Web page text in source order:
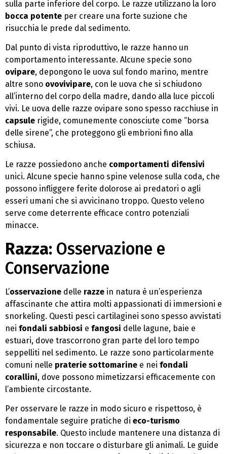
sulla parte inferiore del corpo. Le razze utilizzano la loro
bocca potente per creare una forte suzione che
risucchia le prede dal sedimento.
Dal punto di vista riproduttivo, le razze hanno un
comportamento interessante. Alcune specie sono
ovipare, depongono le uova sul fondo marino, mentre
altre sono ovovivipare, con le uova che si schiudono
all’interno del corpo della madre, dando alla luce piccoli
vivi. Le uova delle razze ovipare sono spesso racchiuse in
capsule rigide, comunemente conosciute come “borsa
delle sirene”, che proteggono gli embrioni fino alla
schiusa.
Le razze possiedono anche comportamenti difensivi
unici. Alcune specie hanno spine velenose sulla coda, che
possono infliggere ferite dolorose ai predatori o agli
esseri umani che si avvicinano troppo. Questo veleno
serve come deterrente efficace contro potenziali
minacce.
Razza: Osservazione e
Conservazione
L’osservazione delle razze in natura è un’esperienza
affascinante che attira molti appassionati di immersioni e
snorkeling. Questi pesci cartilaginei sono spesso avvistati
nei fondali sabbiosi e fangosi delle lagune, baie e
estuari, dove trascorrono gran parte del loro tempo
seppelliti nel sedimento. Le razze sono particolarmente
comuni nelle praterie sottomarine e nei fondali
corallini, dove possono mimetizzarsi efficacemente con
l’ambiente circostante.
Per osservare le razze in modo sicuro e rispettoso, è
fondamentale seguire pratiche di eco-turismo
responsabile. Questo include mantenere una distanza di
sicurezza e non toccare o disturbare gli animali. Le guide